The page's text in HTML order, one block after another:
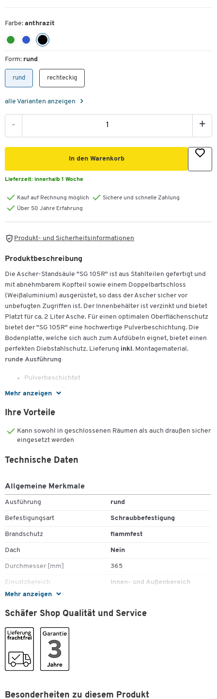
Farbe: anthrazit
Form: rund
rund rechteckig
alle Varianten anzeigen
- +
In den Warenkorb
Lieferzeit: innerhalb 1 Woche
Kauf auf Rechnung möglich
Sichere und schnelle Zahlung
Über 50 Jahre Erfahrung
Produkt- und Sicherheitsinformationen
Mehr anzeigen
Produktbeschreibung
Die Ascher-Standsäule "SG 105R" ist aus Stahlteilen gefertigt und
mit abnehmbarem Kopfteil sowie einem Doppelbartschloss
(Weißaluminium) ausgerüstet, so dass der Ascher sicher vor
unbefugten Zugriffen ist. Der Innenbehälter ist verzinkt und bietet
Platzt für ca. 2 Liter Asche. Für einen optimalen Oberflächenschutz
bietet der "SG 105R" eine hochwertige Pulverbeschichtung. Die
Bodenplatte, welche sich auch zum Aufdübeln eignet, bietet einen
perfekten Diebstahlschutz. Lieferung inkl. Montagematerial.
runde Ausführung
Pulverbeschichtet
Material: Stahl
Inkl. Montagematerial zum Aufdübeln
Fassungsvermögen: ca. 2 l
Inkl. Montagematerial zum Aufdübeln
Ihre Vorteile
Kann sowohl in geschlossenen Räumen als auch draußen sicher
eingesetzt werden
Mehr anzeigen
Technische Daten
Allgemeine Merkmale
Ausführung rund
Befestigungsart Schraubbefestigung
Brandschutz flammfest
Dach Nein
Durchmesser [mm] 365
Einsatzbereich Innen- und Außenbereich
Form
Gewicht [kg] 6,9
Höhe [mm]
Inneneimer
Material Inneneimer Stahl, verzinkt
Schäfer Shop Qualität und Service
Besonderheiten zu diesem Produkt
Zum Zoomen doppeltippen